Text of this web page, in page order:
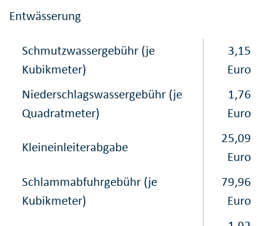
Entwässerung
Schmutzwassergebühr (je
Kubikmeter)
3,15
Euro
Niederschlagswasser​gebühr (je
Quadratmeter)
1,76
Euro
Kleineinleiterabgabe
25,09
Euro
Schlammabfuhrgebühr (je
Kubikmeter)
79,96
Euro